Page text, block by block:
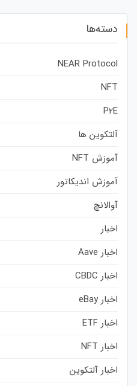
دسته‌ها
NEAR Protocol
NFT
P2E
آلتکوین ها
آموزش NFT
آموزش اندیکاتور
آوالانچ
اخبار
اخبار Aave
اخبار CBDC
اخبار eBay
اخبار ETF
اخبار NFT
اخبار آلتکوین